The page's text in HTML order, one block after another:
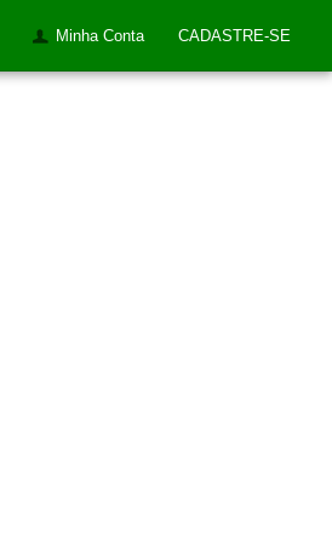
Minha Conta CADASTRE-SE